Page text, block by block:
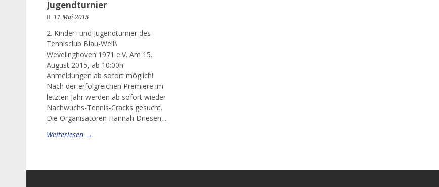
Jugendturnier
11 Mai 2015
2. Kinder- und Jugendturnier des
Tennisclub Blau-Weiß
Wevelinghoven 1971 e.V. Am 15.
August 2015, ab 10:00h
Anmeldungen ab sofort möglich!
Nach der erfolgreichen Premiere im
letzten Jahr werden ab sofort wieder
Nachwuchs-Tennis-Cracks gesucht.
Die Organisatoren Hannah Driesen,...
Weiterlesen →